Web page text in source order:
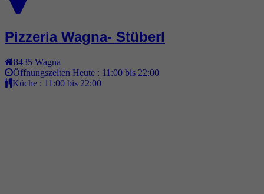
Pizzeria Wagna- Stüberl
8435 Wagna
Öffnungszeiten Heute : 11:00 bis 22:00
Küche : 11:00 bis 22:00